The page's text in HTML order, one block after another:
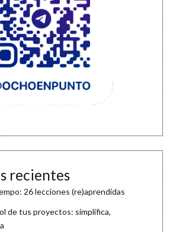
recientes
26 lecciones (re)aprendidas
de tus proyectos: simplifica,